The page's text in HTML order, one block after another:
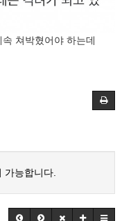
쳐박혔어야 하는데
가능합니다.